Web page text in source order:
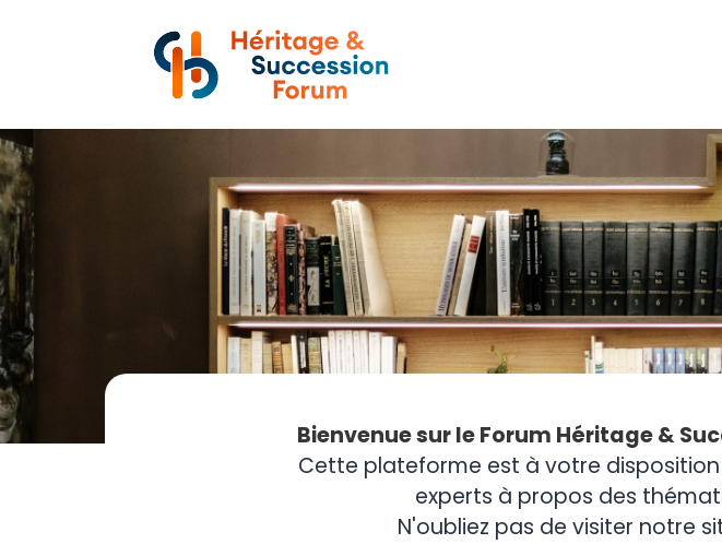
Bienvenue sur le Forum Héritage &
Cette plateforme est à votre
experts à propos des
N'oubliez pas de visiter notre